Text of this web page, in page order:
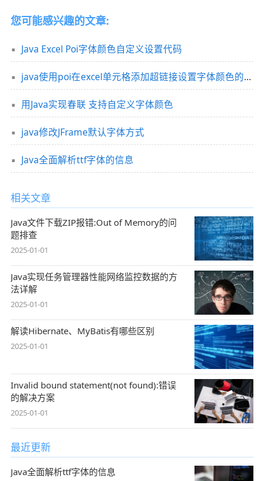
您可能感兴趣的文章:
Java Excel Poi字体颜色自定义设置代码
java使用poi在excel单元格添加超链接设置字体颜色的方法
用Java实现春联 支持自定义字体颜色
java修改JFrame默认字体方式
Java全面解析ttf字体的信息
相关文章
Java文件下载ZIP报错:Out of Memory的问
题排查
2025-01-01
Java实现任务管理器性能网络监控数据的方
法详解
2025-01-01
解读Hibernate、MyBatis有哪些区别
2025-01-01
Invalid bound statement(not found):错误
的解决方案
2025-01-01
最近更新
Java全面解析ttf字体的信息